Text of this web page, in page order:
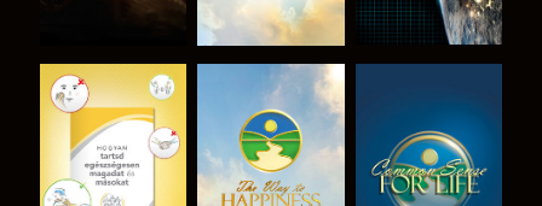
MŰSORNÉZÉS MŰSORNÉZÉS MŰSORNÉZÉS